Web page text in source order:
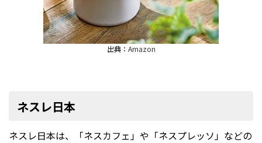
出典： Amazon
ネスレ日本
ネスレ日本は、「ネスカフェ」や「ネスプレッソ」などの